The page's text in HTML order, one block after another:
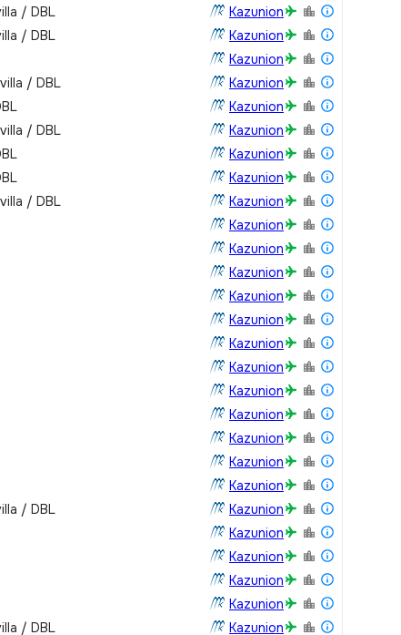
/ DBL
Kazunion
/ DBL
Kazunion
Kazunion
/ DBL
Kazunion
Kazunion
/ DBL
Kazunion
Kazunion
Kazunion
/ DBL
Kazunion
Kazunion
Kazunion
Kazunion
Kazunion
Kazunion
Kazunion
Kazunion
Kazunion
Kazunion
Kazunion
Kazunion
Kazunion
/ DBL
Kazunion
Kazunion
Kazunion
Kazunion
Kazunion
/ DBL Kazunion